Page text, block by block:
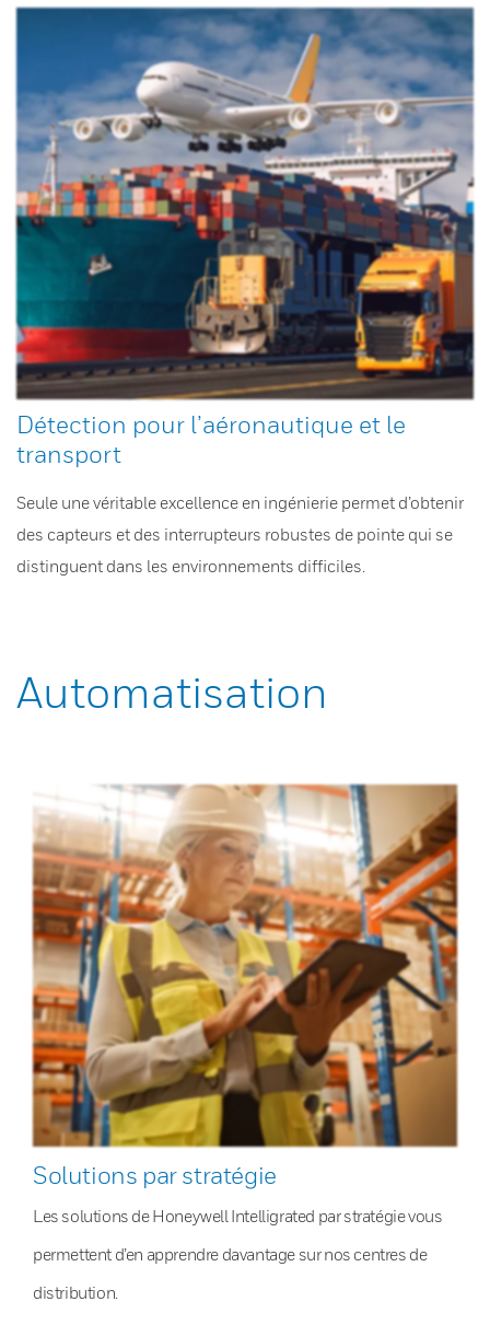
Détection pour l’aéronautique et le
transport
Seule une véritable excellence en ingénierie permet d’obtenir
des capteurs et des interrupteurs robustes de pointe qui se
distinguent dans les environnements difficiles.
Automatisation
Solutions par stratégie
Les solutions de Honeywell Intelligrated par stratégie vous
permettent d’en apprendre davantage sur nos centres de
distribution.